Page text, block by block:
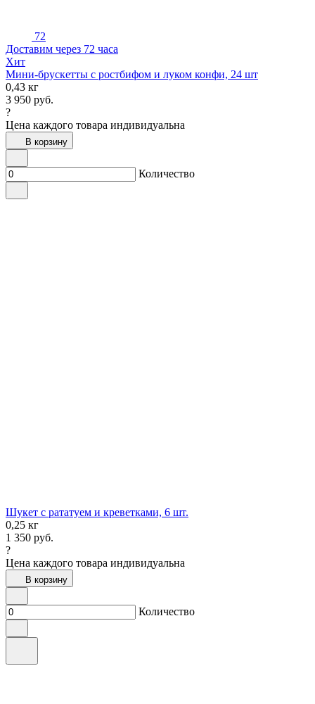
72
Доставим через 72 часа
Хит
Мини-брускетты с ростбифом и луком конфи, 24 шт
0,43 кг
3 950 руб.
?
Цена каждого товара индивидуальна
В корзину
Количество
Шукет с рататуем и креветками, 6 шт.
0,25 кг
1 350 руб.
?
Цена каждого товара индивидуальна
В корзину
Количество